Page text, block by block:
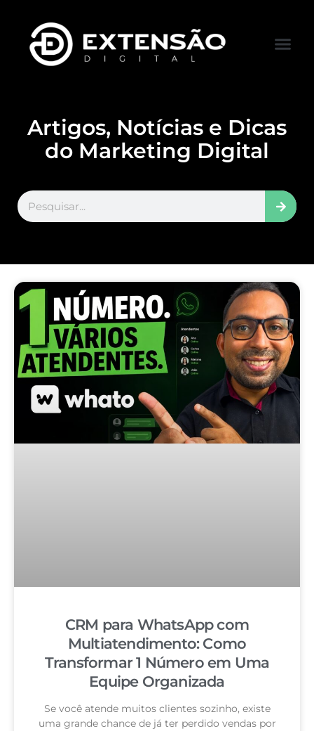
Artigos, Notícias e Dicas
do Marketing Digital
CRM para WhatsApp com
Multiatendimento: Como
Transformar 1 Número em Uma
Equipe Organizada
Se você atende muitos clientes sozinho, existe
uma grande chance de já ter perdido vendas por